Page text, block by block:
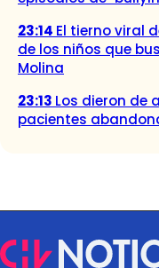
23:14 El tierno viral
de los niños que
Molina
23:13 Los dieron de
pacientes